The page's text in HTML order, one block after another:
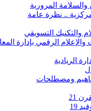
والسلامة المرورية
.. نظرة عامة
والتكنيك التسويقي
والإعلام الرقمي بإدارة
الريادية
ومصطلحات
21
19